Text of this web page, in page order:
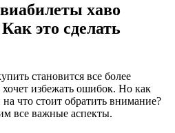
хаво
это сделать
избежать ошибок. Но как
что стоит обратить внимание?
все важные аспекты.